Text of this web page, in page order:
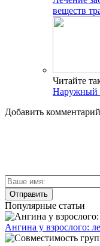
веществ
Читайте
Наружный
Добавить комментарий
Популярные статьи
Ангина у взрослого: